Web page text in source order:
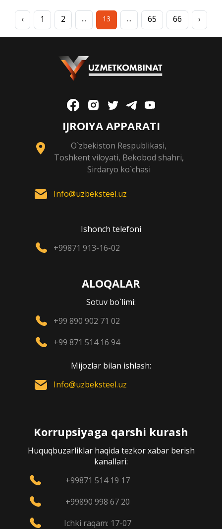
‹ 1 2 ... 13 ... 65 66 ›
IJROIYA APPARATI
O`zbekiston Respublikasi,
Toshkent viloyati, Bekobod shahri,
Sirdaryo ko`chasi
Info@uzbeksteel.uz
Ishonch telefoni
+99871 913-16-02
ALOQALAR
Sotuv bo`limi:
+99 890 902 71 02
+99 871 514 16 94
Mijozlar bilan ishlash:
Info@uzbeksteel.uz
Korrupsiyaga qarshi kurash
Huquqbuzarliklar haqida tezkor xabar berish
kanallari:
+99871 514 19 17
+99890 998 67 20
Ichki raqam: 17-07